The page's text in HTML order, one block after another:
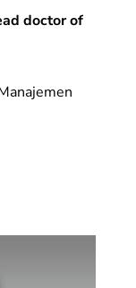
doctor of